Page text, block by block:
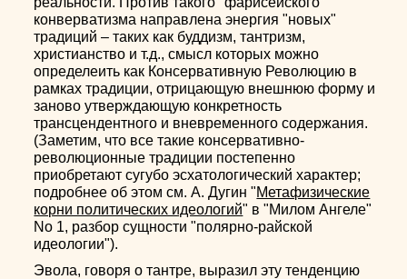
конверватизма направлена энергия "новых"
традиций – таких как буддизм, тантризм,
христианство и т.д., смысл которых можно
определеить как Консервативную Революцию в
рамках традиции, отрицающую внешнюю форму и
заново утверждающую конкретность
трансцендентного и вневременного содержания.
(Заметим, что все такие консервативно-
революционные традиции постепенно
приобретают сугубо эсхатологический характер;
подробнее об этом см. А. Дугин "Метафизические
корни политических идеологий" в "Милом Ангеле"
No 1, разбор сущности "полярно-райской
идеологии").
Эвола, говоря о тантре, выразил эту тенденцию